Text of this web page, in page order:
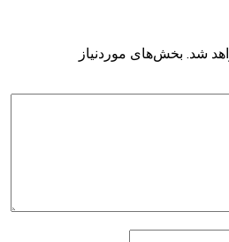
شد. بخش‌های موردنیاز